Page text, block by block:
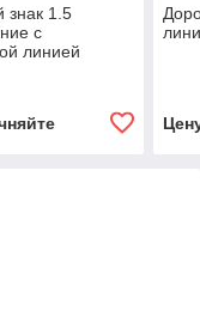
знак 1.5
с
линией